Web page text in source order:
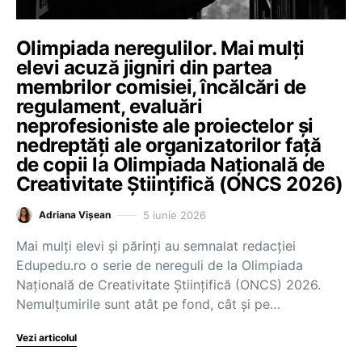
Olimpiada neregulilor. Mai mulți
elevi acuză jigniri din partea
membrilor comisiei, încălcări de
regulament, evaluări
neprofesioniste ale proiectelor și
nedreptăți ale organizatorilor față
de copii la Olimpiada Națională de
Creativitate Științifică (ONCS 2026)
Adriana Vișean 5 iunie 2026
Mai mulți elevi și părinți au semnalat redacției
Edupedu.ro o serie de nereguli de la Olimpiada
Națională de Creativitate Științifică (ONCS) 2026.
Nemulțumirile sunt atât pe fond, cât și pe…
Vezi articolul